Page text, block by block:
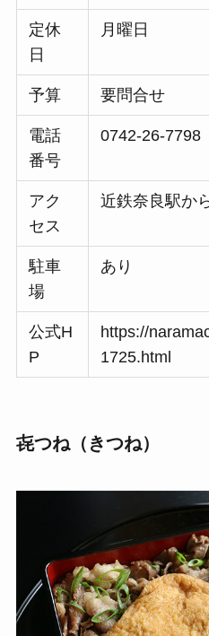
定休
日
月曜日
予算 要問合せ
電話
番号
0742-26-7798
アク
セス
近鉄奈良駅か
駐車
場
あり
公式H
P
https://
1725.html
㐂つね（きつね）